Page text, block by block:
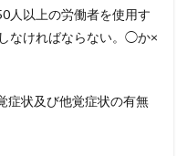
人以上の労働者を使用す
なければならない。◯か×
症状及び他覚症状の有無